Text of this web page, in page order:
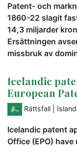
Patent- och
1860-22 slagit
14,3 miljarder
Ersättningen
missbruk av
Icelandic
European
Rättsfall | Island
Icelandic patent
Office (EPO) have